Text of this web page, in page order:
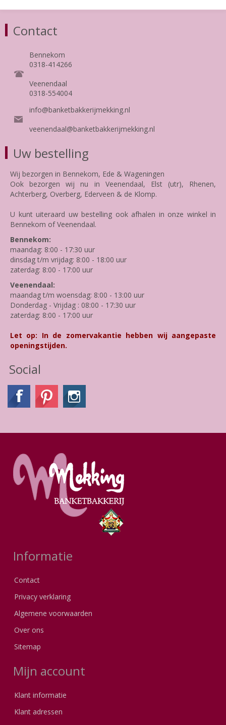
Contact
Bennekom
0318-414266
Veenendaal
0318-554004
info@banketbakkerijmekking.nl
veenendaal@banketbakkerijmekking.nl
Uw bestelling
Wij bezorgen in Bennekom, Ede & Wageningen
Ook bezorgen wij nu in Veenendaal, Elst (utr), Rhenen,
Achterberg, Overberg, Ederveen & de Klomp.
U kunt uiteraard uw bestelling ook afhalen in onze winkel in
Bennekom of Veenendaal.
Bennekom:
maandag: 8:00 - 17:30 uur
dinsdag t/m vrijdag: 8:00 - 18:00 uur
zaterdag: 8:00 - 17:00 uur
Veenendaal:
maandag t/m woensdag: 8:00 - 13:00 uur
Donderdag - Vrijdag : 08:00 - 17:30 uur
zaterdag: 8:00 - 17:00 uur
Let op: In de zomervakantie hebben wij aangepaste
openingstijden.
Social
Informatie
Contact
Privacy verklaring
Algemene voorwaarden
Over ons
Sitemap
Mijn account
Klant informatie
Klant adressen